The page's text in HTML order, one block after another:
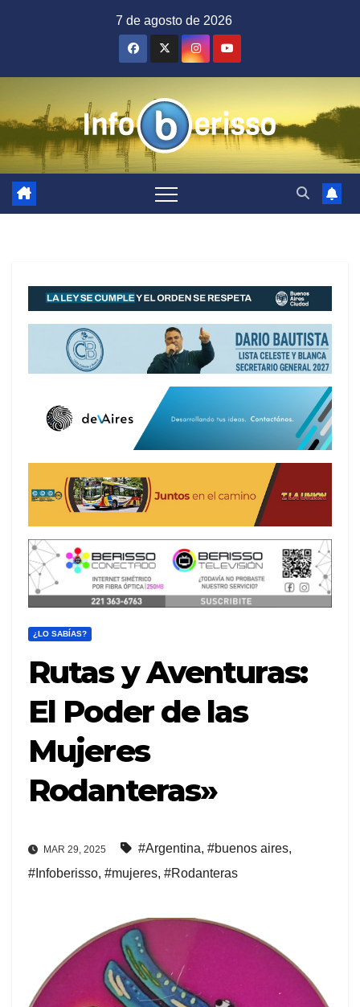
7 de agosto de 2026
¿LO SABÍAS?
Rutas y Aventuras:
El Poder de las
Mujeres
Rodanteras»
MAR 29, 2025 #Argentina, #buenos aires,
#Infoberisso, #mujeres, #Rodanteras